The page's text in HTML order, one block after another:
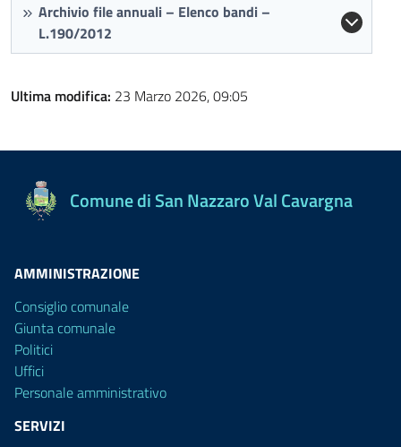
Archivio file annuali – Elenco bandi –
L.190/2012
Ultima modifica: 23 Marzo 2026, 09:05
Comune di San Nazzaro Val Cavargna
AMMINISTRAZIONE
Consiglio comunale
Giunta comunale
Politici
Uffici
Personale amministrativo
SERVIZI